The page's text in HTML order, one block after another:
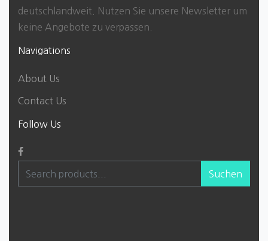
deutschlandweit. Nutzen Sie unsere Newsletter um
keine Angebote zu verpassen.
Navigations
About Us
Contact Us
Follow Us
Suchen